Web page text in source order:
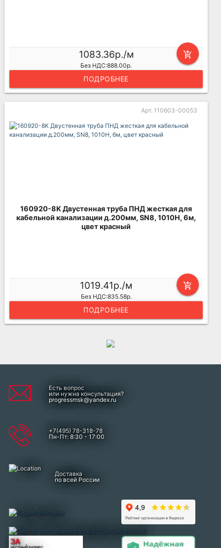
add_shopping_cart
1083.36р./м
Без НДС:888.00р.
ПОДРОБНЕЕ
Арт. 110603-00053
160920-8K Двустенная труба ПНД жесткая для
кабельной канализации д.200мм, SN8, 1010Н, 6м,
цвет красный
add_shopping_cart
1019.41р./м
Без НДС:835.58р.
ПОДРОБНЕЕ
Есть вопрос
или нужна консультация?
progressmsk@yandex.ru
+7(495) 78-318-78
Пн-Пт: 8:30 - 17:00
Доставка
по всей России
ЗА